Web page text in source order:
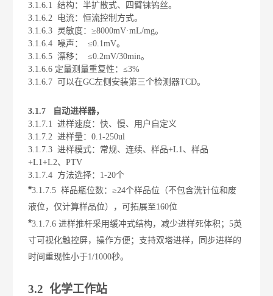
3.1.6.1
结构：半扩散式、四臂铼钨丝。
3.1.6.2 电流：恒流控制方式。
3.1.6.3 灵敏度：≥8000mV·mL/mg。
3.1.6.4 噪声： ≤0.1mV。
3.1.6.5 漂移： ≤0.2mV/30min。
3.1.6.6 定量测量重复性：≤3%
3.1.6.7
可以在GC左侧安装第三个检测器TCD。
3.1.7
自动进样器，
3.1.7.1
进样速度：快、慢、用户自定义
3.1.7.2 进样量：0.1-250ul
3.1.7.3 进样模式：常规、连续、样品+L1、样品
+L1+L2、PTV
3.1.7.4 方法选择： 1-20个
*3.1.7.5 样品瓶位数：≥24个样品位（不包含洗针位和废
液位，仅计算样品位），可拓展至160位
*3.1.7.6进样推杆采用缓冲式结构，减少进样死体积；5英
寸可视化触控屏，操作方便；支持双塔进样，同步进样的
时间重现性小于1/1000秒。
3.2 化学工作站